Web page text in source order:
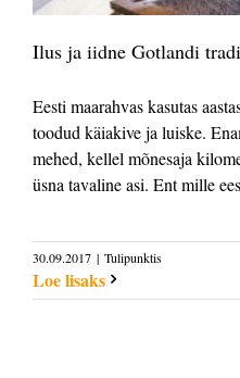
Ilus ja iidne Gotlandi
Eesti maarahvas kasutas
toodud käiakive ja luiske.
mehed, kellel mõnesaja
üsna tavaline asi. Ent mille
30.09.2017 | Tulipunktis
Loe lisaks